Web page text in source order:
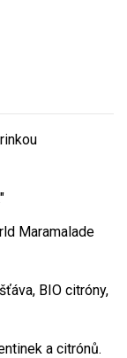
Maramalade
BIO citróny,
a citrónů.